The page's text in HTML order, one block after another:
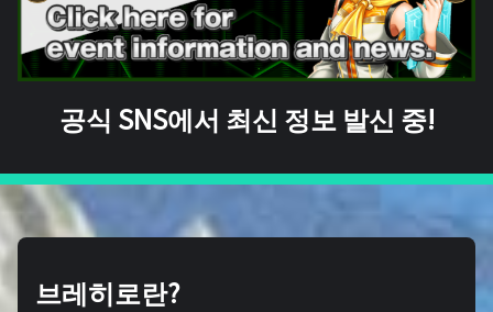
공식 SNS에서 최신 정보 발신 중!
브레히로란?